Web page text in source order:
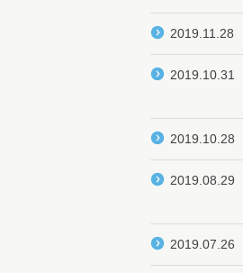
2019.11.28
2019.10.31
2019.10.28
2019.08.29
2019.07.26